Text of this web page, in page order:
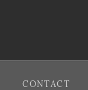
CONTACT